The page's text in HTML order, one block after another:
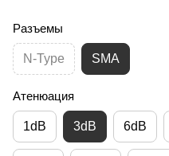
Разъемы
N-Type SMA
Атенюация
1dB 3dB 6dB